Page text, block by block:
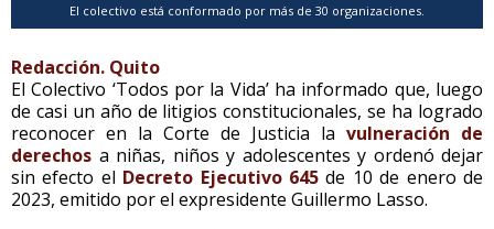
El colectivo está conformado por más de 30 organizaciones.
Redacción. Quito
El Colectivo ‘Todos por la Vida’ ha informado que, luego
de casi un año de litigios constitucionales, se ha logrado
reconocer en la Corte de Justicia la vulneración de
derechos a niñas, niños y adolescentes y ordenó dejar
sin efecto el Decreto Ejecutivo 645 de 10 de enero de
2023, emitido por el expresidente Guillermo Lasso.